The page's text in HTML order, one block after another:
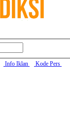
Info Iklan Kode Pers